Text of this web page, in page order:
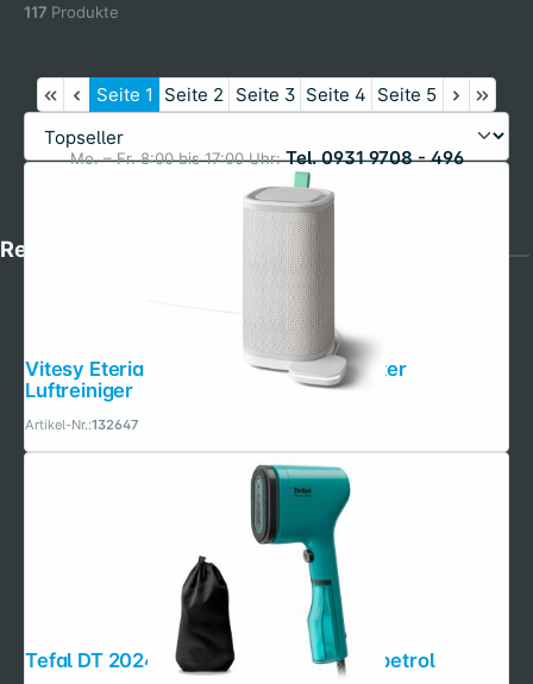
Mo. – Fr. 8:00 bis 17:00 Uhr: Tel. 0931 9708 - 496
117 Produkte
Seite 1 Seite 2 Seite 3 Seite 4 Seite 5
Vitesy Eteria Starter Pack weiss Smarter
Luftreiniger
Artikel-Nr.:132647
Tefal DT 2024 Pure Pop Dampfbürste petrol
Rechtliches